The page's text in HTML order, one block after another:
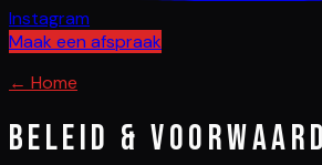
Instagram
Maak een afspraak
← Home
Beleid &